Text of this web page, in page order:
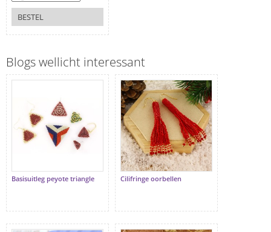
BESTEL
Blogs wellicht interessant
Basisuitleg peyote triangle Cilifringe oorbellen